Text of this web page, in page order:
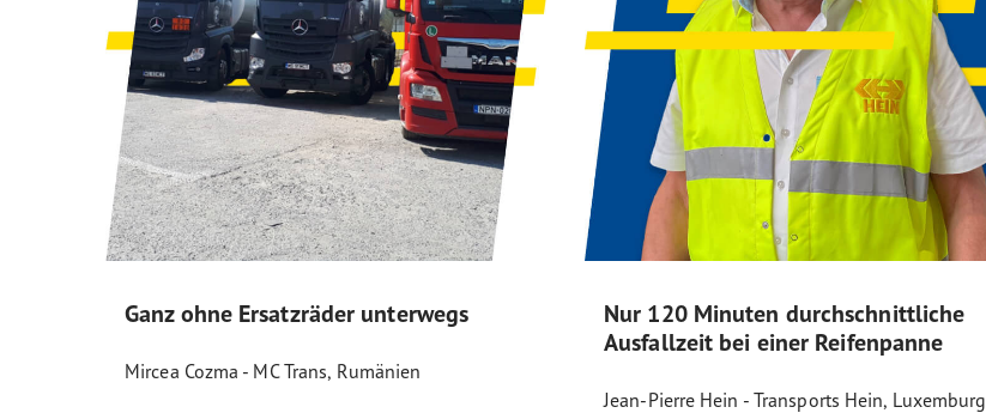
Ganz ohne Ersatzräder unterwegs
Mircea Cozma - MC Trans, Rumänien
Nur 120 Minuten durchschnittliche
Ausfallzeit bei einer Reifenpanne
Jean-Pierre Hein - Transports Hein, Luxemburg